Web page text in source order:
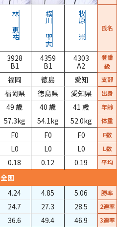
氏名
牧原
崇
横川
聖志
林
恵祐
登番
級
4303
A2
4359
B1
3928
B1
支部
愛知
徳島
福岡
出身
愛知県
徳島県
福岡県
年齢
41 歳
40 歳
49 歳
体重
52.0kg
54.1kg
57.3kg
F数
F0
F0
F0
L数
L0
L0
L0
平均
0.19
0.12
0.18
全国
勝率
5.06
4.85
4.24
2連率
28.5
27.3
24.7
3連率
46.9
49.4
36.6